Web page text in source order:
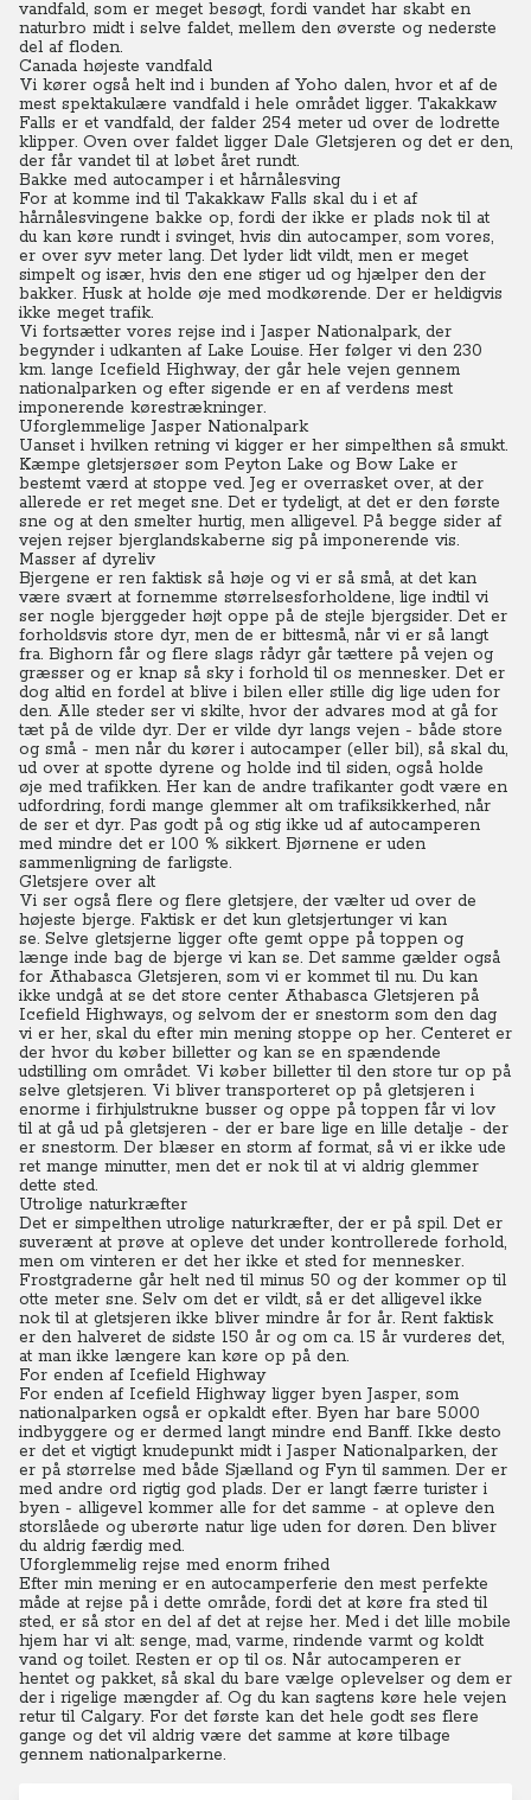
vandfald, som er meget besøgt, fordi vandet har skabt en
naturbro midt i selve faldet, mellem den øverste og nederste
del af floden.
Canada højeste vandfald
Vi kører også helt ind i bunden af Yoho dalen, hvor et af de
mest spektakulære vandfald i hele området ligger. Takakkaw
Falls er et vandfald, der falder 254 meter ud over de lodrette
klipper. Oven over faldet ligger Dale Gletsjeren og det er den,
der får vandet til at løbet året rundt.
Bakke med autocamper i et hårnålesving
For at komme ind til Takakkaw Falls skal du i et af
hårnålesvingene bakke op, fordi der ikke er plads nok til at
du kan køre rundt i svinget, hvis din autocamper, som vores,
er over syv meter lang. Det lyder lidt vildt, men er meget
simpelt og især, hvis den ene stiger ud og hjælper den der
bakker. Husk at holde øje med modkørende. Der er heldigvis
ikke meget trafik.
Vi fortsætter vores rejse ind i Jasper Nationalpark, der
begynder i udkanten af Lake Louise. Her følger vi den 230
km. lange Icefield Highway, der går hele vejen gennem
nationalparken og efter sigende er en af verdens mest
imponerende kørestrækninger.
Uforglemmelige Jasper Nationalpark
Uanset i hvilken retning vi kigger er her simpelthen så smukt.
Kæmpe gletsjersøer som Peyton Lake og Bow Lake er
bestemt værd at stoppe ved. Jeg er overrasket over, at der
allerede er ret meget sne. Det er tydeligt, at det er den første
sne og at den smelter hurtig, men alligevel. På begge sider af
vejen rejser bjerglandskaberne sig på imponerende vis.
Masser af dyreliv
Bjergene er ren faktisk så høje og vi er så små, at det kan
være svært at fornemme størrelsesforholdene, lige indtil vi
ser nogle bjerggeder højt oppe på de stejle bjergsider. Det er
forholdsvis store dyr, men de er bittesmå, når vi er så langt
fra. Bighorn får og flere slags rådyr går tættere på vejen og
græsser og er knap så sky i forhold til os mennesker. Det er
dog altid en fordel at blive i bilen eller stille dig lige uden for
den. Alle steder ser vi skilte, hvor der advares mod at gå for
tæt på de vilde dyr. Der er vilde dyr langs vejen - både store
og små - men når du kører i autocamper (eller bil), så skal du,
ud over at spotte dyrene og holde ind til siden, også holde
øje med trafikken. Her kan de andre trafikanter godt være en
udfordring, fordi mange glemmer alt om trafiksikkerhed, når
de ser et dyr. Pas godt på og stig ikke ud af autocamperen
med mindre det er 100 % sikkert. Bjørnene er uden
sammenligning de farligste.
Gletsjere over alt
Vi ser også flere og flere gletsjere, der vælter ud over de
højeste bjerge. Faktisk er det kun gletsjertunger vi kan
se. Selve gletsjerne ligger ofte gemt oppe på toppen og
længe inde bag de bjerge vi kan se. Det samme gælder også
for Athabasca Gletsjeren, som vi er kommet til nu. Du kan
ikke undgå at se det store center Athabasca Gletsjeren på
Icefield Highways, og selvom der er snestorm som den dag
vi er her, skal du efter min mening stoppe op her. Centeret er
der hvor du køber billetter og kan se en spændende
udstilling om området. Vi køber billetter til den store tur op på
selve gletsjeren. Vi bliver transporteret op på gletsjeren i
enorme i firhjulstrukne busser og oppe på toppen får vi lov
til at gå ud på gletsjeren - der er bare lige en lille detalje - der
er snestorm. Der blæser en storm af format, så vi er ikke ude
ret mange minutter, men det er nok til at vi aldrig glemmer
dette sted.
Utrolige naturkræfter
Det er simpelthen utrolige naturkræfter, der er på spil. Det er
suverænt at prøve at opleve det under kontrollerede forhold,
men om vinteren er det her ikke et sted for mennesker.
Frostgraderne går helt ned til minus 50 og der kommer op til
otte meter sne. Selv om det er vildt, så er det alligevel ikke
nok til at gletsjeren ikke bliver mindre år for år. Rent faktisk
er den halveret de sidste 150 år og om ca. 15 år vurderes det,
at man ikke længere kan køre op på den.
For enden af Icefield Highway
For enden af Icefield Highway ligger byen Jasper, som
nationalparken også er opkaldt efter. Byen har bare 5.000
indbyggere og er dermed langt mindre end Banff. Ikke desto
er det et vigtigt knudepunkt midt i Jasper Nationalparken, der
er på størrelse med både Sjælland og Fyn til sammen. Der er
med andre ord rigtig god plads. Der er langt færre turister i
byen - alligevel kommer alle for det samme - at opleve den
storslåede og uberørte natur lige uden for døren. Den bliver
du aldrig færdig med.
Uforglemmelig rejse med enorm frihed
Efter min mening er en autocamperferie den mest perfekte
måde at rejse på i dette område, fordi det at køre fra sted til
sted, er så stor en del af det at rejse her. Med i det lille mobile
hjem har vi alt: senge, mad, varme, rindende varmt og koldt
vand og toilet. Resten er op til os. Når autocamperen er
hentet og pakket, så skal du bare vælge oplevelser og dem er
der i rigelige mængder af. Og du kan sagtens køre hele vejen
retur til Calgary. For det første kan det hele godt ses flere
gange og det vil aldrig være det samme at køre tilbage
gennem nationalparkerne.